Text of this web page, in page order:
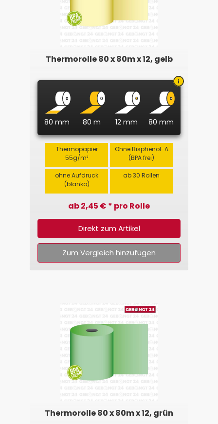
Thermorolle 80 x 80m x 12, gelb
80 mm 80 m 12 mm 80 mm
Thermopapier
55g/m²
Ohne Bisphenol-A
(BPA frei)
ohne Aufdruck
(blanko)
ab 30 Rollen
ab 2,45 € * pro Rolle
Direkt zum Artikel
Zum Vergleich hinzufügen
Thermorolle 80 x 80m x 12, grün